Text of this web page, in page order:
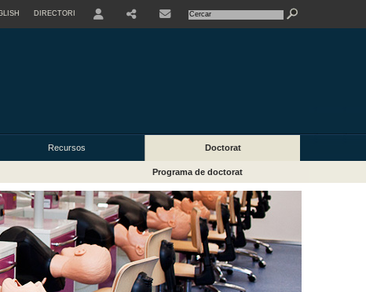
DIRECTORI
Recursos Doctorat
Programa de doctorat